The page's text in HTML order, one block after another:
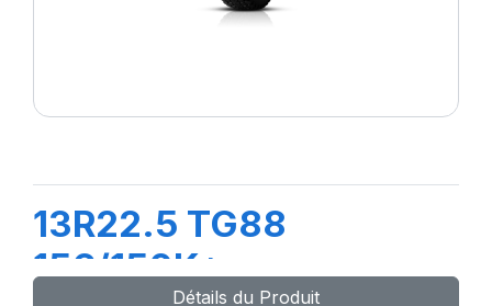
13R22.5 TG88
156/150K*
Détails du Produit